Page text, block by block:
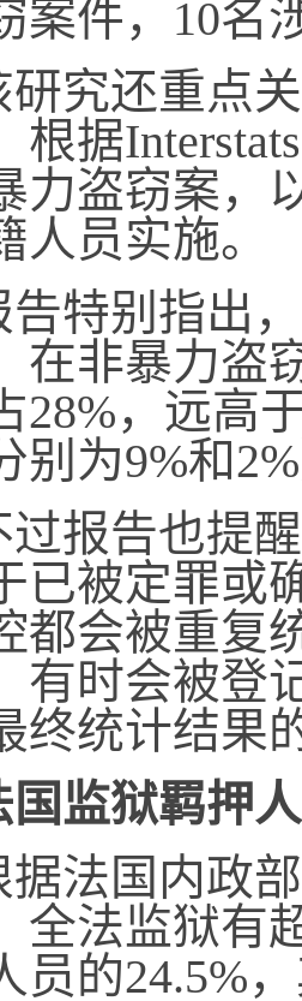
案件，10名
研究还重点
根据
力盗窃案，
人员实施。
告特别指出
在非暴力盗
28%，远高
别为9%和
过报告也提
已被定罪或
都会被重复
有时会被登
终统计结果
国监狱羁押
据法国内政
全法监狱有
员的24.5%